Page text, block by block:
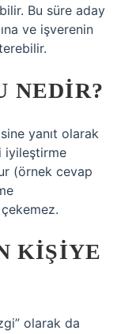
Bu süre aday
ve işverenin
NEDIR?
yanıt olarak
iyileştirme
(örnek cevap
KIŞIYE
olarak da